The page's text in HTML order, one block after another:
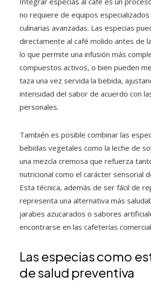
no requiere de equipos especializados
culinarias avanzadas. Las especias
directamente al café molido antes de
lo que permite una infusión más
compuestos activos, o bien pueden
taza una vez servida la bebida,
intensidad del sabor de acuerdo con
personales.
También es posible combinar las
bebidas vegetales como la leche de
una mezcla cremosa que refuerza
nutricional como el carácter sensorial
Esta técnica, además de ser fácil de
representa una alternativa más
jarabes azucarados o sabores
encontrarse en las cafeterías
Las especias como
de salud preventiva